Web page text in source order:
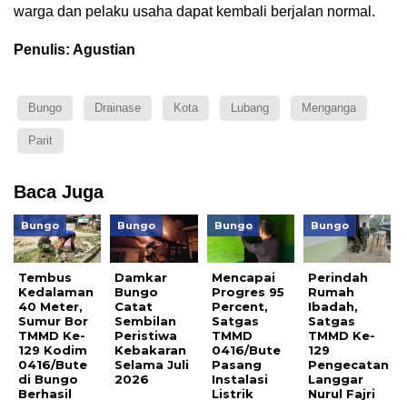
warga dan pelaku usaha dapat kembali berjalan normal.
Penulis: Agustian
Bungo Drainase Kota Lubang Menganga
Parit
Baca Juga
Bungo
Tembus
Kedalaman
40 Meter,
Sumur Bor
TMMD Ke-
129 Kodim
0416/Bute
di Bungo
Berhasil
Bungo
Damkar
Bungo
Catat
Sembilan
Peristiwa
Kebakaran
Selama Juli
2026
Bungo
Mencapai
Progres 95
Percent,
Satgas
TMMD
0416/Bute
Pasang
Instalasi
Listrik
Bungo
Perindah
Rumah
Ibadah,
Satgas
TMMD Ke-
129
Pengecatan
Langgar
Nurul Fajri